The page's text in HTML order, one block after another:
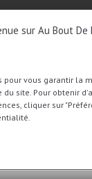
sur Au Bout De
pour vous garantir la
site. Pour obtenir
cliquer sur
FACEBOOK
Tweet to